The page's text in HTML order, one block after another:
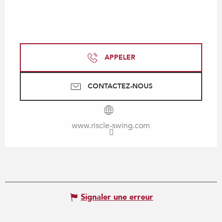
APPELER
CONTACTEZ-NOUS
www.riscle-swing.com
Signaler une erreur